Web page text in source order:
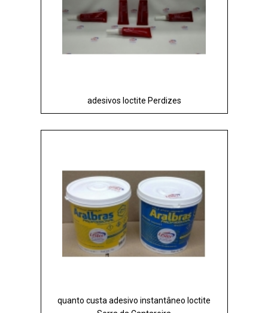
adesivos loctite Perdizes
quanto custa adesivo instantâneo loctite